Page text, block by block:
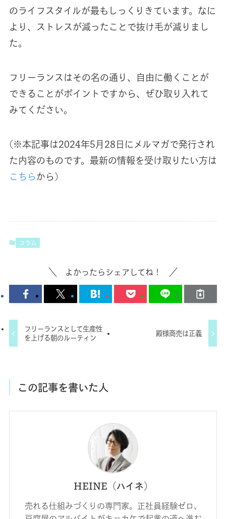
のライフスタイルが最もしっくりきています。なに
より、ストレスが減ったことで抜け毛が減りまし
た。
フリーランスはその名の通り、自由に働くことが
できることがポイントですから、ぜひ取り入れて
みてください。
(※本記事は2024年5月28日にメルマガで発行され
た内容のものです。最新の情報を受け取りたい方は
こちら から)
コラム
よかったらシェアしてね！
フリーランスとして生産性
を上げる朝のルーティン
殿様商売は正義
この記事を書いた人
HEINE（ハイネ）
売れる仕組みづくりの専門家。正社員経験ゼロ、